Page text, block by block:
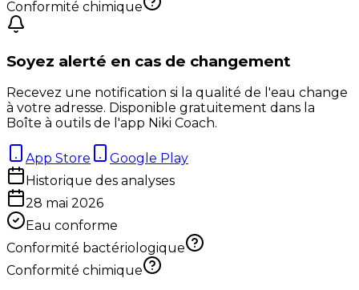
Conformité chimique
Soyez alerté en cas de changement
Recevez une notification si la qualité de l'eau change
à votre adresse. Disponible gratuitement dans la
Boîte à outils de l'app Niki Coach.
App Store
Google Play
Historique des analyses
28 mai 2026
Eau conforme
Conformité bactériologique
Conformité chimique